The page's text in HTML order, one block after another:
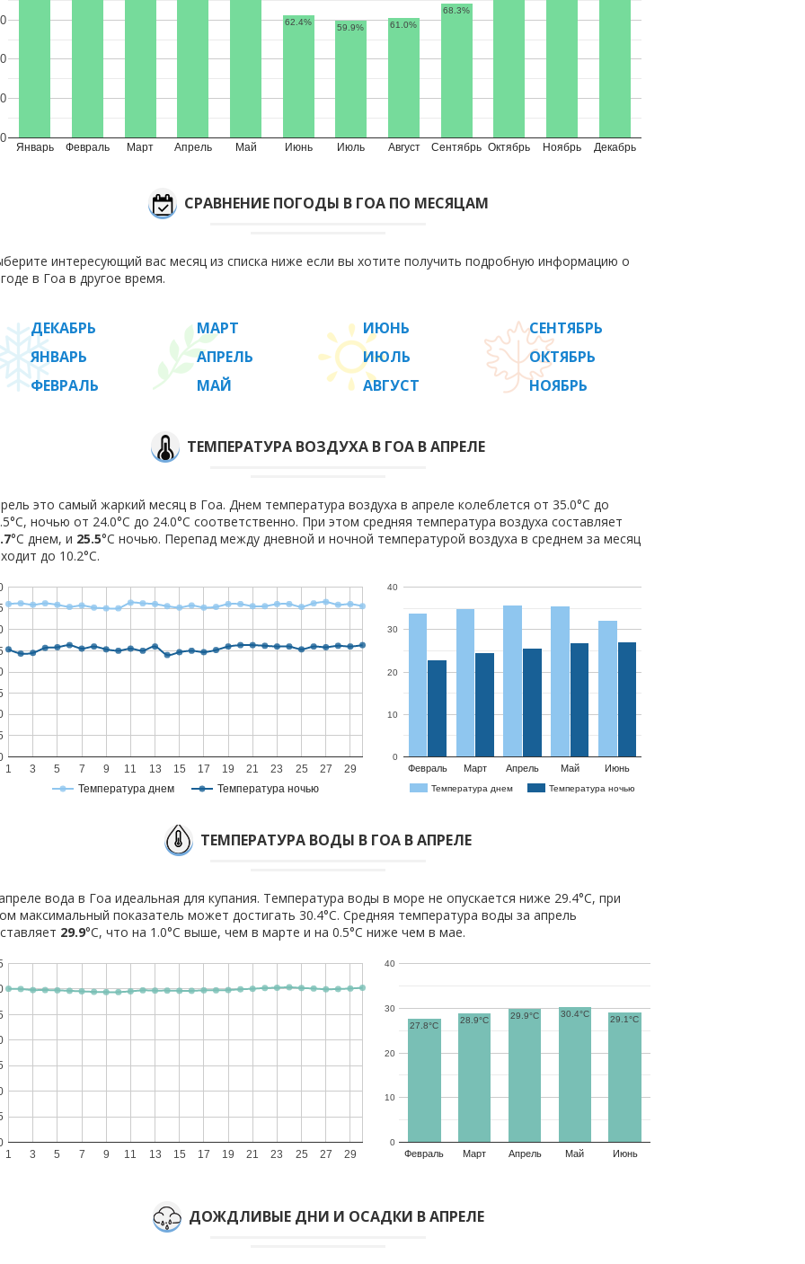
Январь Февраль Март Апрель Май Июнь Июль Август Сентябрь Октябрь Ноябрь Декабрь
0
62.4%
59.9% 61.0%
68.3%
СРАВНЕНИЕ ПОГОДЫ В ГОА ПО МЕСЯЦАМ
интересующий вас месяц из списка ниже если вы хотите получить подробную информацию о
в Гоа в другое время.
ДЕКАБРЬ
ЯНВАРЬ
ФЕВРАЛЬ
МАРТ
АПРЕЛЬ
МАЙ
ИЮНЬ
ИЮЛЬ
АВГУСТ
СЕНТЯБРЬ
ОКТЯБРЬ
НОЯБРЬ
ТЕМПЕРАТУРА ВОЗДУХА В ГОА В АПРЕЛЕ
это самый жаркий месяц в Гоа. Днем температура воздуха в апреле колеблется от 35.0°C до
ночью от 24.0°C до 24.0°C соответственно. При этом средняя температура воздуха составляет
°C днем, и 25.5°C ночью. Перепад между дневной и ночной температурой воздуха в среднем за месяц
до 10.2°С.
Температура днем Температура ночью
1 3 5 7 9 11 13 15 17 19 21 23 25 27 29
Температура днем Температура ночью
Февраль Март Апрель Май Июнь
0
10
20
30
40
ТЕМПЕРАТУРА ВОДЫ В ГОА В АПРЕЛЕ
вода в Гоа идеальная для купания. Температура воды в море не опускается ниже 29.4°C, при
максимальный показатель может достигать 30.4°C. Средняя температура воды за апрель
29.9°C, что на 1.0°C выше, чем в марте и на 0.5°C ниже чем в мае.
1 3 5 7 9 11 13 15 17 19 21 23 25 27 29 Февраль Март Апрель Май Июнь
0
10
20
30
40
27.8°C
28.9°C 29.9°C 30.4°C
29.1°C
ДОЖДЛИВЫЕ ДНИ И ОСАДКИ В АПРЕЛЕ